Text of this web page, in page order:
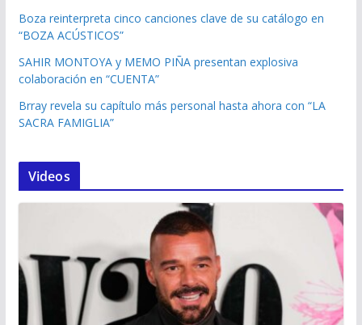
Boza reinterpreta cinco canciones clave de su catálogo en
“BOZA ACÚSTICOS”
SAHIR MONTOYA y MEMO PIÑA presentan explosiva
colaboración en “CUENTA”
Brray revela su capítulo más personal hasta ahora con “LA
SACRA FAMIGLIA”
Videos